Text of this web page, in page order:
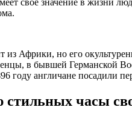
из Африки, но его
в бывшей Германской
году англичане посадили
стильных часы